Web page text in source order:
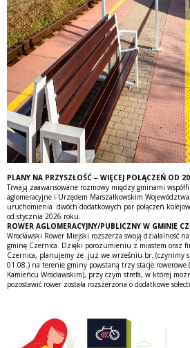
PLANY NA PRZYSZŁOŚĆ – WIĘCEJ POŁĄCZEŃ OD
Trwają zaawansowane rozmowy między gminami
aglomeracyjne i Urzędem Marszałkowskim
uruchomienia dwóch dodatkowych par połączeń
od stycznia 2026 roku.
ROWER AGLOMERACYJNY/PUBLICZNY W GMINIE
Wrocławski Rower Miejski rozszerza swoją działalność
gminę Czernica. Dzięki porozumieniu z miastem oraz
Czernica, planujemy że już we wrześniu br. (czynimy
01.08.) na terenie gminy powstaną trzy stacje
Kamieńcu Wrocławskim), przy czym strefa, w której
pozostawić rower została rozszerzona o dodatkowe